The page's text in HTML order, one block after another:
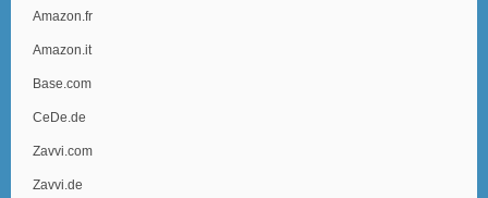
Amazon.fr
Amazon.it
Base.com
CeDe.de
Zavvi.com
Zavvi.de